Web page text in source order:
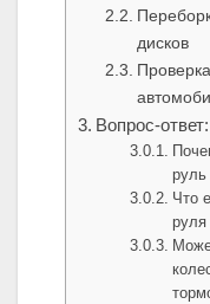
дисков
Вопрос-ответ:
руль
Что
руля